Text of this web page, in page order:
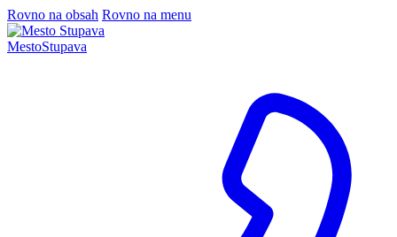
Rovno na obsah Rovno na menu
MestoStupava